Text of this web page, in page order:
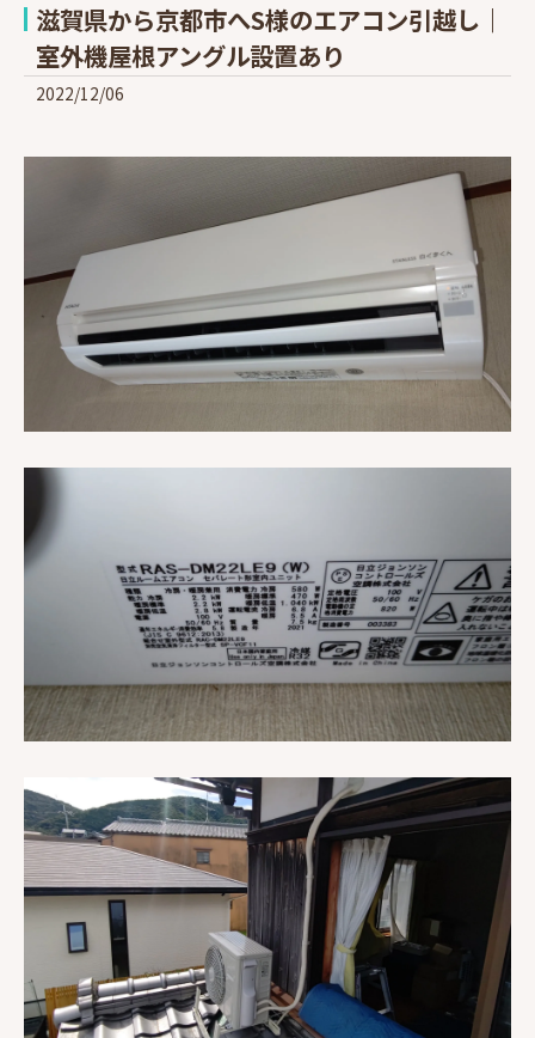
滋賀県から京都市へS様のエアコン引越し｜
室外機屋根アングル設置あり
2022/12/06